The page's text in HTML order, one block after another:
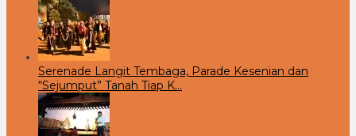
Serenade Langit Tembaga, Parade Kesenian dan
“Sejumput” Tanah Tiap K…